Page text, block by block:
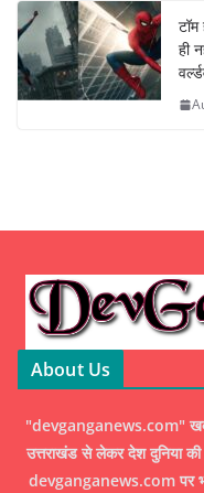
ही
About Us
"devganganews.com"
उत्तराखंड से लेकर देश दुनिया
devganganews.com पर